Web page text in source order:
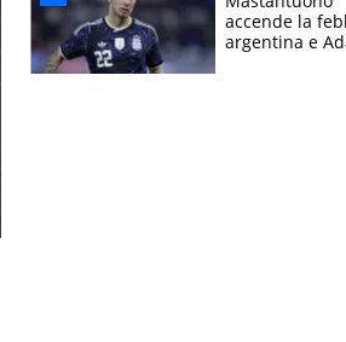
fratello
accende la
argentina e